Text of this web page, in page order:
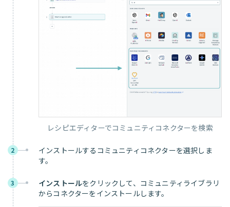
レシピエディターでコミュニティコネクターを検索
2
インストールするコミュニティコネクターを選択しま
す。
3 インストールをクリックして、コミュニティライブラリ
からコネクターをインストールします。